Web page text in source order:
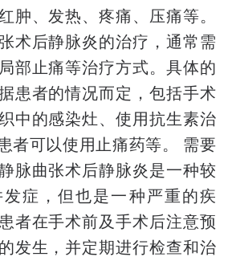
肿、发热、疼痛、压痛等。
术后静脉炎的治疗，通常需
部止痛等治疗方式。具体的
患者的情况而定，包括手术
中的感染灶、使用抗生素治
者可以使用止痛药等。 需要
脉曲张术后静脉炎是一种较
症，但也是一种严重的疾
者在手术前及手术后注意预
发生，并定期进行检查和治